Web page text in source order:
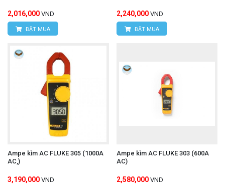
2,016,000 VND
ĐẶT MUA
2,240,000 VND
ĐẶT MUA
Ampe kìm AC FLUKE 305 (1000A
AC,)
3,190,000 VND
Ampe kìm AC FLUKE 303 (600A
AC)
2,580,000 VND